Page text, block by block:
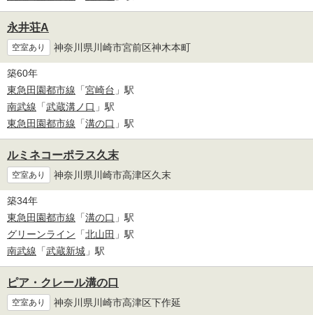
永井荘A
空室あり 神奈川県川崎市宮前区神木本町
築60年
東急田園都市線 「宮崎台 」駅
南武線 「武蔵溝ノ口 」駅
東急田園都市線 「溝の口 」駅
ルミネコーポラス久末
空室あり 神奈川県川崎市高津区久末
築34年
東急田園都市線 「溝の口 」駅
グリーンライン 「北山田 」駅
南武線 「武蔵新城 」駅
ピア・クレール溝の口
空室あり 神奈川県川崎市高津区下作延